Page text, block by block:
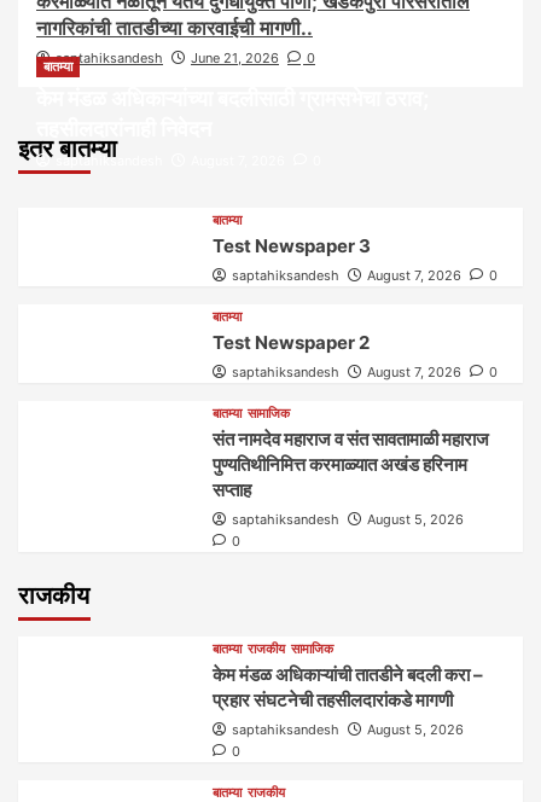
नागरिकांची तातडीच्या कारवाईची मागणी..
saptahiksandesh June 21, 2026 0
इतर बातम्या
बातम्या
saptahiksandesh
बातम्या
Test Newspaper 3
saptahiksandesh August 7, 2026 0
बातम्या
Test Newspaper 2
saptahiksandesh August 7, 2026 0
बातम्या सामाजिक
संत नामदेव महाराज व संत सावतामाळी महाराज
पुण्यतिथीनिमित्त करमाळ्यात अखंड हरिनाम
सप्ताह
saptahiksandesh
August 5, 2026
0
राजकीय
बातम्या राजकीय सामाजिक
केम मंडळ अधिकाऱ्यांची तातडीने बदली करा –
प्रहार संघटनेची तहसीलदारांकडे मागणी
saptahiksandesh
August 5, 2026
0
बातम्या राजकीय